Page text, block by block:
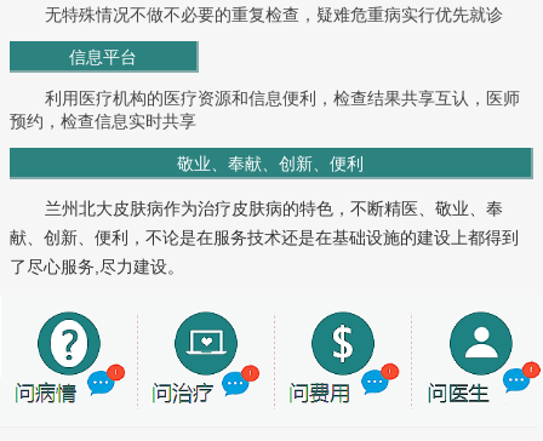
无特殊情况不做不必要的重复检查，疑难危重病实行优先就诊
信息平台
利用医疗机构的医疗资源和信息便利，检查结果共享互认，医师
预约，检查信息实时共享
敬业、奉献、创新、便利
兰州北大皮肤病作为治疗皮肤病的特色，不断精医、敬业、奉
献、创新、便利，不论是在服务技术还是在基础设施的建设上都得到
了尽心服务,尽力建设。